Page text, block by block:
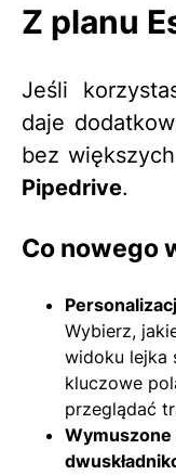
Z planu
Jeśli
daje
bez
Pipedrive.
Co nowego
Wybierz,
widoku lejka
kluczowe
przeglądać